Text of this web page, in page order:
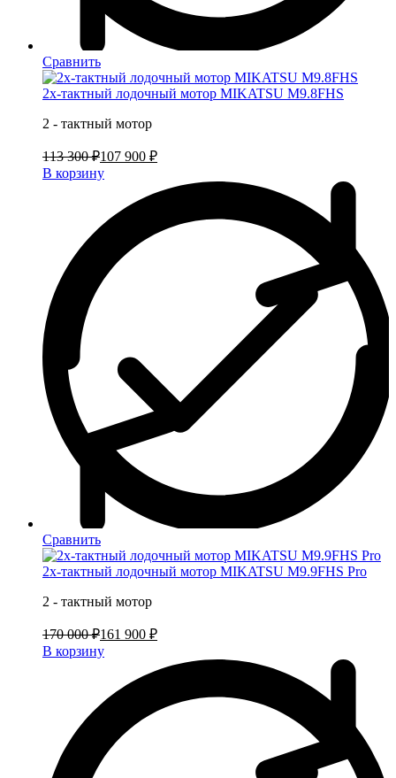
Сравнить
2х-тактный лодочный мотор MIKATSU M9.8FHS
2 - тактный мотор
113 300 ₽107 900 ₽
В корзину
Сравнить
2х-тактный лодочный мотор MIKATSU M9.9FHS Pro
2 - тактный мотор
170 000 ₽161 900 ₽
В корзину